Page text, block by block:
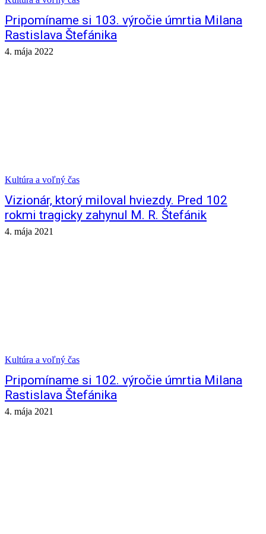
Pripomíname si 103. výročie úmrtia Milana
Rastislava Štefánika
4. mája 2022
Kultúra a voľný čas
Vizionár, ktorý miloval hviezdy. Pred 102
rokmi tragicky zahynul M. R. Štefánik
4. mája 2021
Kultúra a voľný čas
Pripomíname si 102. výročie úmrtia Milana
Rastislava Štefánika
4. mája 2021